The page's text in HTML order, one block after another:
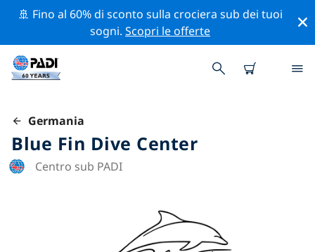
🚢 Fino al 60% di sconto sulla crociera sub dei tuoi
sogni.Scopri le offerte
Germania
Blue Fin Dive Center
Centro sub PADI